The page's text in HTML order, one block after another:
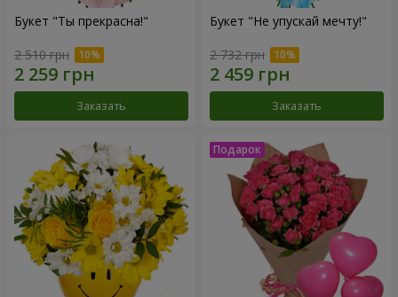
Букет "Ты прекрасна!"
2 510 грн
Заказать
Букет "Не упускай мечту!"
2 732 грн
Заказать